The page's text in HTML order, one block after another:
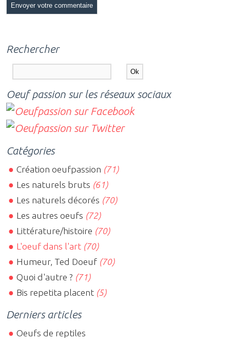
Rechercher
Oeuf passion sur les réseaux sociaux
Catégories
Création oeufpassion (71)
Les naturels bruts (61)
Les naturels décorés (70)
Les autres oeufs (72)
Littérature/histoire (70)
L'oeuf dans l'art (70)
Humeur, Ted Doeuf (70)
Quoi d'autre ? (71)
Bis repetita placent (5)
Derniers articles
Oeufs de reptiles